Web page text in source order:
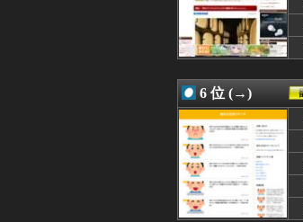
08/09 13:39
08/09 13:01
08/09 13:00
08/09 13:00
08/09 12:34
08/09 12:31
08/09 12:30
08/09 12:25
08/09 12:22
08/09 12:11
08/09 12:10
08/09 12:08
08/09 12:05
6 位 (→)